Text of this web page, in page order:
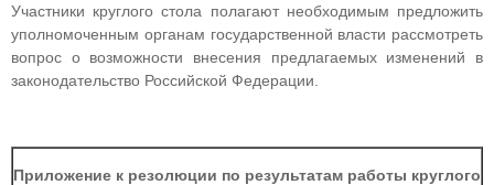
Участники круглого стола полагают необходимым предложить
уполномоченным органам государственной власти рассмотреть
вопрос о возможности внесения предлагаемых изменений в
законодательство Российской Федерации.
Приложение к резолюции по результатам работы круглого